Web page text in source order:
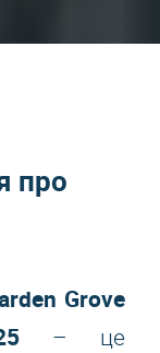
про
Grove
– це